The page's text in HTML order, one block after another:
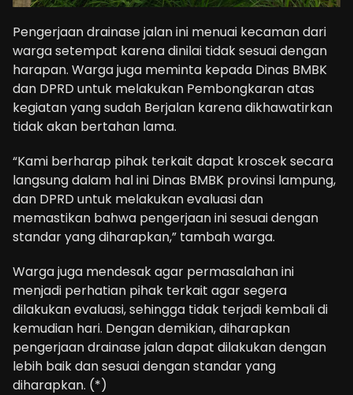
Pengerjaan drainase jalan ini menuai kecaman dari
warga setempat karena dinilai tidak sesuai dengan
harapan. Warga juga meminta kepada Dinas BMBK
dan DPRD untuk melakukan Pembongkaran atas
kegiatan yang sudah Berjalan karena dikhawatirkan
tidak akan bertahan lama.
“Kami berharap pihak terkait dapat kroscek secara
langsung dalam hal ini Dinas BMBK provinsi lampung,
dan DPRD untuk melakukan evaluasi dan
memastikan bahwa pengerjaan ini sesuai dengan
standar yang diharapkan,” tambah warga.
Warga juga mendesak agar permasalahan ini
menjadi perhatian pihak terkait agar segera
dilakukan evaluasi, sehingga tidak terjadi kembali di
kemudian hari. Dengan demikian, diharapkan
pengerjaan drainase jalan dapat dilakukan dengan
lebih baik dan sesuai dengan standar yang
diharapkan. (*)